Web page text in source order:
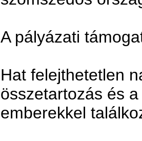
A pályázati
Hat felejthetetlen
összetartozás és
emberekkel